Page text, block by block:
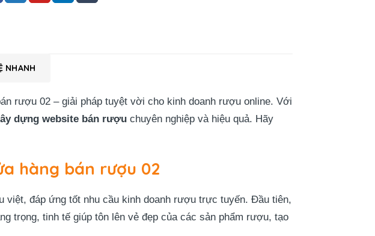
NHANH
rượu 02 – giải pháp tuyệt vời cho kinh doanh rượu online. Với
dựng website bán rượu chuyên nghiệp và hiệu quả. Hãy
hàng bán rượu 02
đáp ứng tốt nhu cầu kinh doanh rượu trực tuyến. Đầu tiên,
trọng, tinh tế giúp tôn lên vẻ đẹp của các sản phẩm rượu, tạo